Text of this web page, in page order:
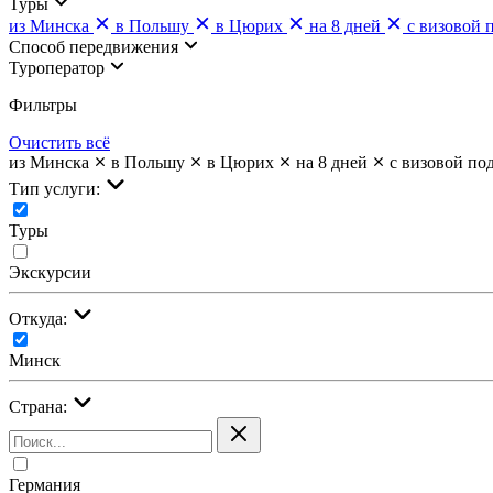
из Минска
в Польшу в Цюрих на 8 дней
с визовой
Cпособ передвижения
Туроператор
Фильтры
Очистить всё
из Минска
в Польшу в Цюрих на 8 дней
с визовой
Тип услуги:
Туры
Экскурсии
Откуда:
Минск
Страна:
Германия